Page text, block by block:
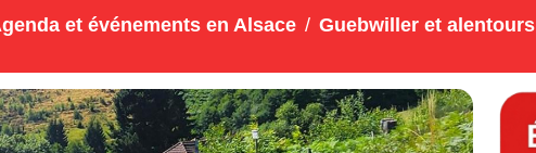
et événements en Alsace Guebwiller et alentours